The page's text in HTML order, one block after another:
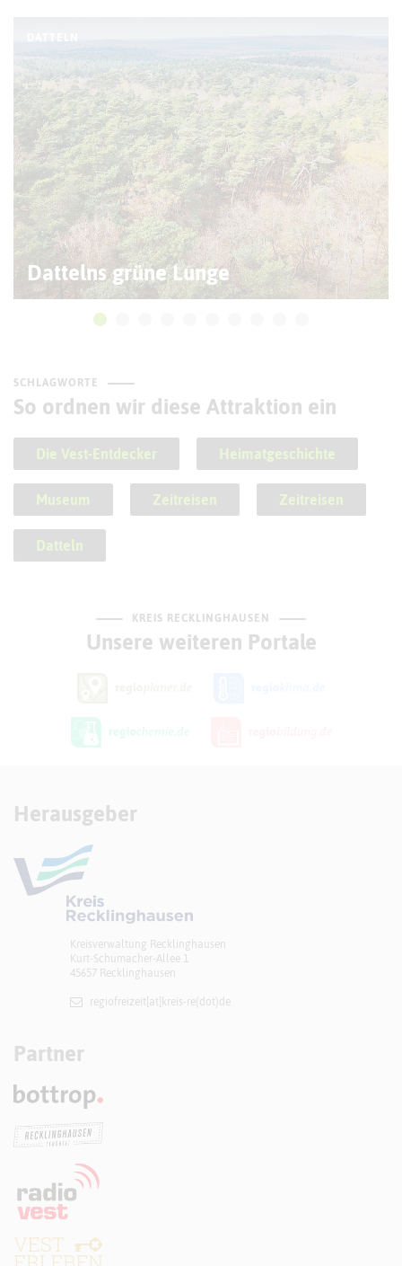
Dattelns grüne Lunge
SCHLAGWORTE
So ordnen wir diese Attraktion ein
Die Vest-Entdecker Heimatgeschichte
Museum Zeitreisen Zeitreisen
Datteln
KREIS RECKLINGHAUSEN
Unsere weiteren Portale
Herausgeber
Kreisverwaltung Recklinghausen
Kurt-Schumacher-Allee 1
45657 Recklinghausen
regiofreizeit[at]​kreis-re(dot)de
Partner